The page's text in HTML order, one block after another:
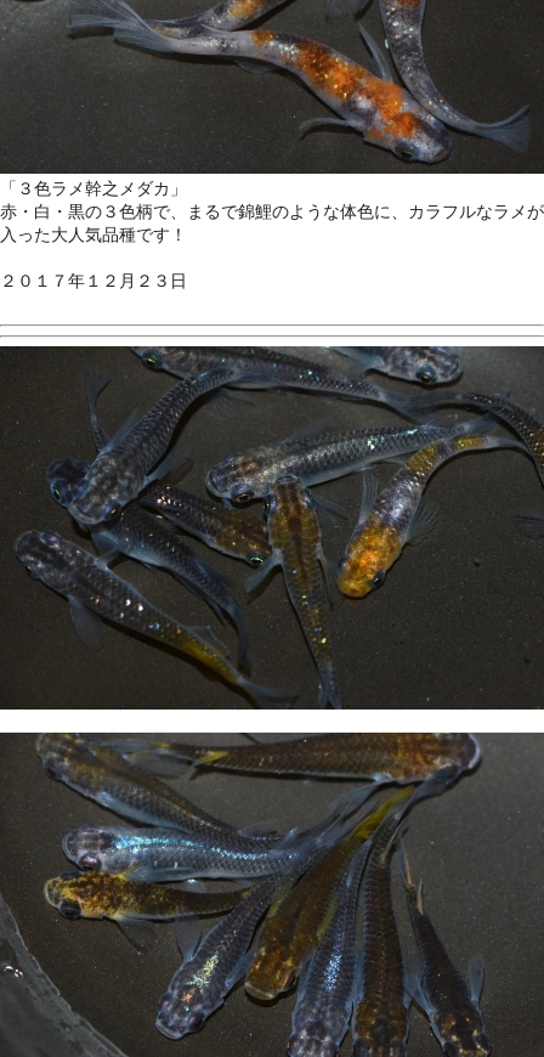
「３色ラメ幹之メダカ」
赤・白・黒の３色柄で、まるで錦鯉のような体色に、カラフルなラメが
入った大人気品種です！
２０１７年１２月２３日